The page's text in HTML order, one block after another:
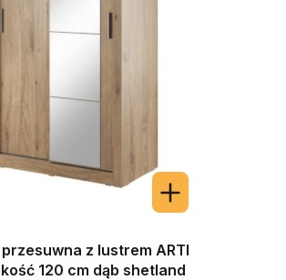
z lustrem ARTI
120 cm dąb shetland